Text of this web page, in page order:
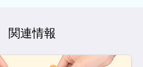
関連情報